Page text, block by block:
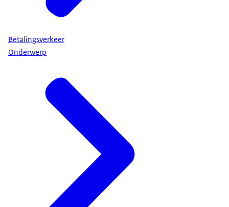
Betalingsverkeer
Onderwerp